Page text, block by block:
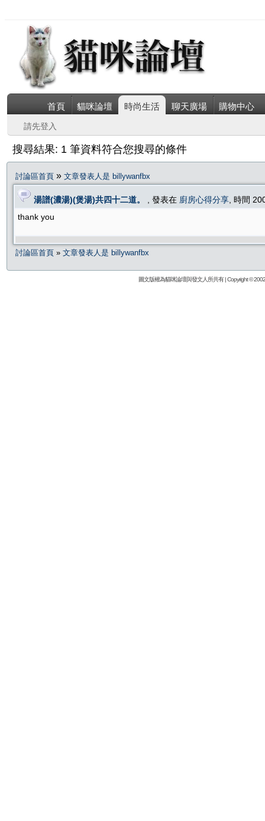
首頁 貓咪論壇 時尚生活 聊天廣場 購物中心
請先登入
搜尋結果: 1 筆資料符合您搜尋的條件
討論區首頁 » 文章發表人是 billywanfbx
湯譜(濃湯)(煲湯)共四十二道。 , 發表在 廚房心得分享 , 時間
thank you
討論區首頁 » 文章發表人是 billywanfbx
圖文版權為貓咪論壇與發文人所共有 | Copyright ©